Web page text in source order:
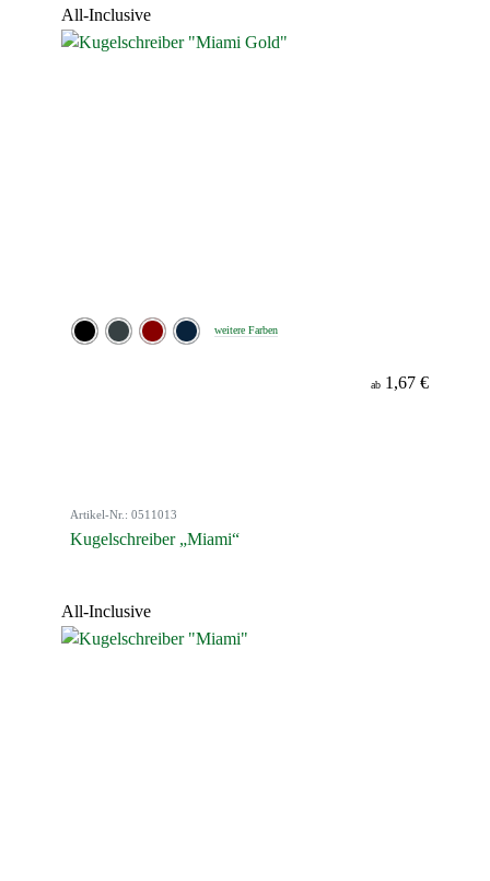
All-Inclusive
weitere Farben
ab 1,67 €
Artikel-Nr.: 0511013
Kugelschreiber „Miami“
All-Inclusive